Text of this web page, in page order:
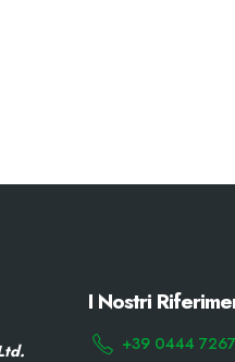
I Nostri
+39 0444